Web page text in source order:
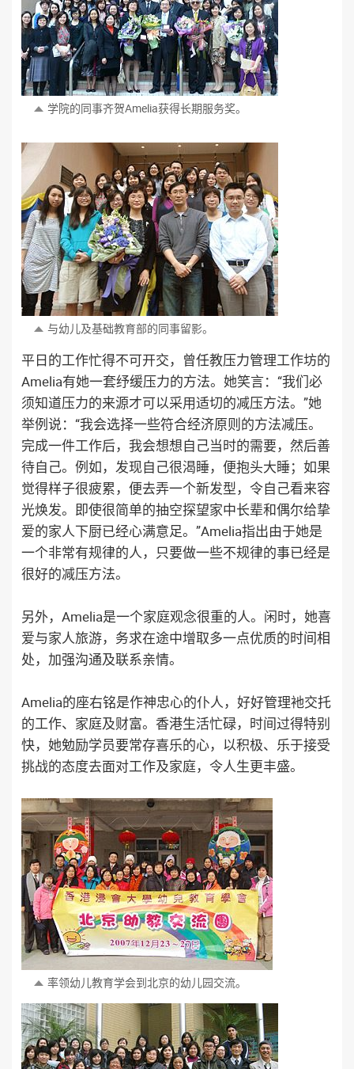
学院的同事齐贺Amelia获得长期服务奖。
与幼儿及基础教育部的同事留影。
平日的工作忙得不可开交，曾任教压力管理工作坊的
Amelia有她一套纾缓压力的方法。她笑言：“我们必
须知道压力的来源才可以采用适切的减压方法。”她
举例说：“我会选择一些符合经济原则的方法减压。
完成一件工作后，我会想想自己当时的需要，然后善
待自己。例如，发现自己很渴睡，便抱头大睡；如果
觉得样子很疲累，便去弄一个新发型，令自己看来容
光焕发。即使很简单的抽空探望家中长辈和偶尔给挚
爱的家人下厨已经心满意足。”Amelia指出由于她是
一个非常有规律的人，只要做一些不规律的事已经是
很好的减压方法。
另外，Amelia是一个家庭观念很重的人。闲时，她喜
爱与家人旅游，务求在途中增取多一点优质的时间相
处，加强沟通及联系亲情。
Amelia的座右铭是作神忠心的仆人，好好管理衪交托
的工作、家庭及财富。香港生活忙碌，时间过得特别
快，她勉励学员要常存喜乐的心，以积极、乐于接受
挑战的态度去面对工作及家庭，令人生更丰盛。
率领幼儿教育学会到北京的幼儿园交流。